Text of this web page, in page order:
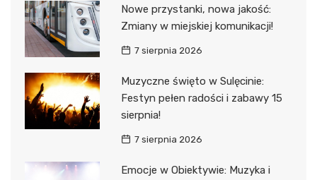
Nowe przystanki, nowa jakość:
Zmiany w miejskiej komunikacji!
7 sierpnia 2026
Muzyczne święto w Sulęcinie:
Festyn pełen radości i zabawy 15
sierpnia!
7 sierpnia 2026
Emocje w Obiektywie: Muzyka i